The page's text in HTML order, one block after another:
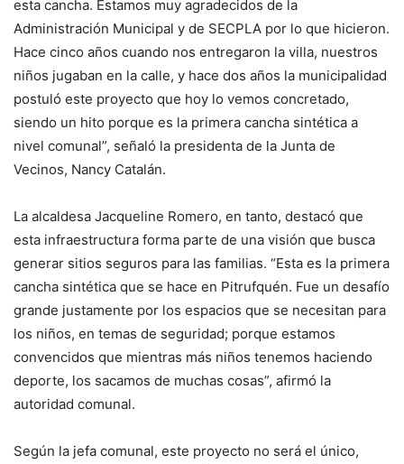
esta cancha. Estamos muy agradecidos de la
Administración Municipal y de SECPLA por lo que hicieron.
Hace cinco años cuando nos entregaron la villa, nuestros
niños jugaban en la calle, y hace dos años la municipalidad
postuló este proyecto que hoy lo vemos concretado,
siendo un hito porque es la primera cancha sintética a
nivel comunal”, señaló la presidenta de la Junta de
Vecinos, Nancy Catalán.
La alcaldesa Jacqueline Romero, en tanto, destacó que
esta infraestructura forma parte de una visión que busca
generar sitios seguros para las familias. “Esta es la primera
cancha sintética que se hace en Pitrufquén. Fue un desafío
grande justamente por los espacios que se necesitan para
los niños, en temas de seguridad; porque estamos
convencidos que mientras más niños tenemos haciendo
deporte, los sacamos de muchas cosas”, afirmó la
autoridad comunal.
Según la jefa comunal, este proyecto no será el único,